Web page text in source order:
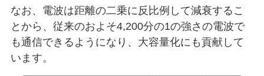
なお、電波は距離の二乗に反比例して減衰するこ
とから、従来のおよそ4,200分の1の強さの電波で
も通信できるようになり、大容量化にも貢献して
います。